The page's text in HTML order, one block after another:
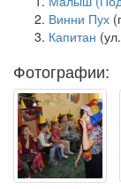
Винни Пух
Капитан
Фотографии: